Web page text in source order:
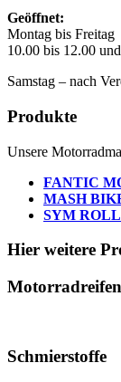
Geöffnet:
Montag bis Freitag
10.00 bis 12.00
Samstag – nach
Produkte
Unsere
FANTIC
MASH
SYM
Hier weitere
Motorradreifen
Schmierstoffe